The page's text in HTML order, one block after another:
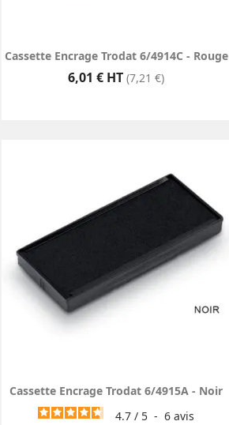
Cassette Encrage Trodat 6/4914C - Rouge
Prix
6,01 € HT (7,21 €)
Cassette Encrage Trodat 6/4915A - Noir
4.7 / 5 - 6 avis